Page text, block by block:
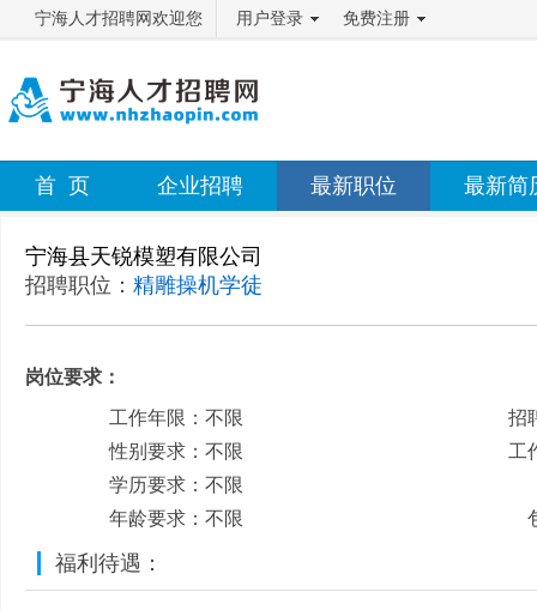
宁海人才招聘网欢迎您 用户登录 免费注册
首 页 企业招聘 最新职位 最新简
宁海县天锐模塑有限公司
招聘职位： 精雕操机学徒
岗位要求：
工作年限：不限
性别要求：不限
学历要求：不限
年龄要求：不限
招
工
福利待遇：